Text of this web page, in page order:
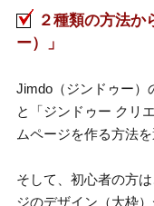
２種類の方法か
ー）」
Jimdo（ジンドゥー）
と「ジンドゥー クリ
ムページを作る方法を
そして、初心者の方は
ジのデザイン（大枠